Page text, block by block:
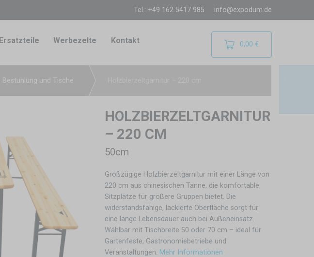
Tel.: +49 162 5417 985 info@expodum.de
Ersatzteile Werbezelte Kontakt 0,00 €
Bestuhlung und Tische
HOLZBIERZELTGARNITUR
– 220 CM
50cm
Großzügige Holzbierzeltgarnitur mit einer Länge von
220 cm aus chinesischen Tanne, die komfortable
Sitzplätze für größere Gruppen bietet. Die
widerstandsfähige, lackierte Oberfläche sorgt für
eine lange Lebensdauer auch bei Außeneinsatz.
Wählbar mit Tischbreite 50 oder 70 cm – ideal für
Gartenfeste, Gastronomiebetriebe und
Veranstaltungen. Mehr Informationen